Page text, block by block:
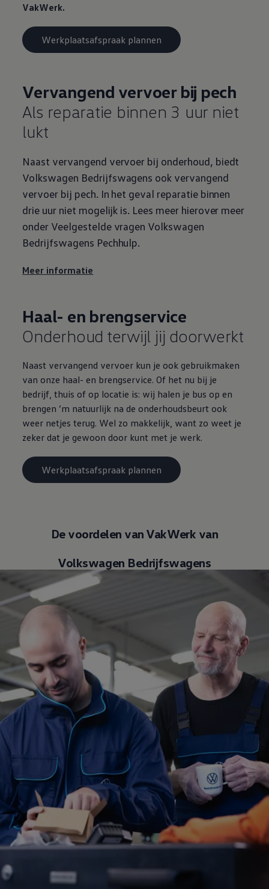
VakWerk.
Werkplaatsafspraak plannen
Vervangend vervoer bij pech
Als reparatie binnen 3 uur niet
lukt
Naast vervangend vervoer bij onderhoud, biedt
Volkswagen Bedrijfswagens ook vervangend
vervoer bij pech. In het geval reparatie binnen
drie uur niet mogelijk is. Lees meer hierover meer
onder Veelgestelde vragen Volkswagen
Bedrijfswagens Pechhulp.
Meer informatie
Haal- en brengservice
Onderhoud terwijl jij doorwerkt
Naast vervangend vervoer kun je ook gebruikmaken
van onze haal- en brengservice. Of het nu bij je
bedrijf, thuis of op locatie is: wij halen je bus op en
brengen ’m natuurlijk na de onderhoudsbeurt ook
weer netjes terug. Wel zo makkelijk, want zo weet je
zeker dat je gewoon door kunt met je werk.
Werkplaatsafspraak plannen
De voordelen van VakWerk van
Volkswagen Bedrijfswagens